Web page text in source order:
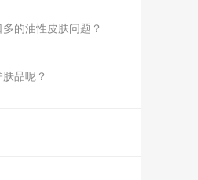
的油性皮肤问题？
品呢？